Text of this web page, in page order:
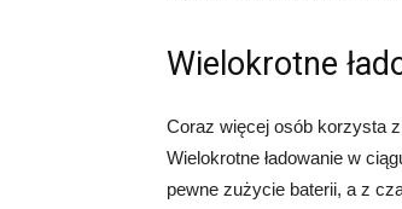
Wielokrotne
Coraz więcej osób korzysta
Wielokrotne ładowanie w
pewne zużycie baterii, a z